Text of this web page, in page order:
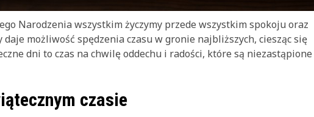
Narodzenia wszystkim życzymy przede wszystkim spokoju oraz
możliwość spędzenia czasu w gronie najbliższych, ciesząc się
dni to czas na chwilę oddechu i radości, które są niezastąpione
czasie